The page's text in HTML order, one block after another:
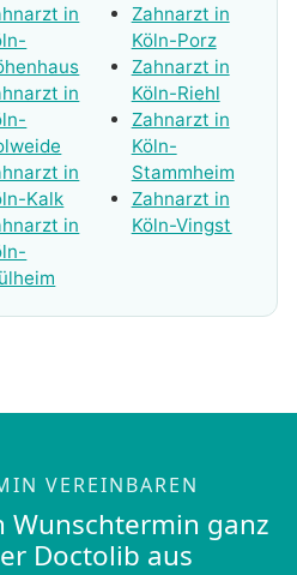
in
in
in
Kalk
in
Zahnarzt in
Köln-Porz
Zahnarzt in
Köln-Riehl
Zahnarzt in
Köln-
Stammheim
Zahnarzt in
Köln-Vingst
VEREINBAREN
Wunschtermin ganz
Doctolib aus